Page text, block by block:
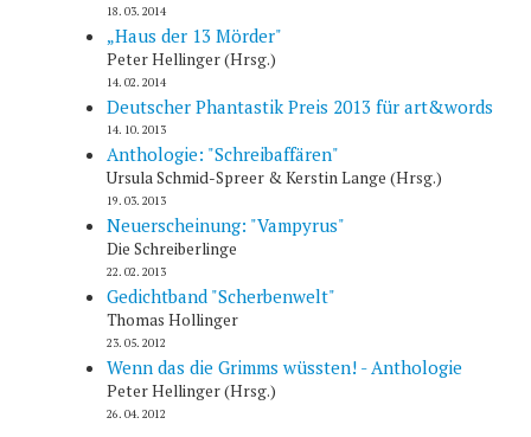
18. 03. 2014
„Haus der 13 Mörder"
Peter Hellinger (Hrsg.)
14. 02. 2014
Deutscher Phantastik Preis 2013 für art&words
14. 10. 2013
Anthologie: "Schreibaffären"
Ursula Schmid-Spreer & Kerstin Lange (Hrsg.)
19. 03. 2013
Neuerscheinung: "Vampyrus"
Die Schreiberlinge
22. 02. 2013
Gedichtband "Scherbenwelt"
Thomas Hollinger
23. 05. 2012
Wenn das die Grimms wüssten! - Anthologie
Peter Hellinger (Hrsg.)
26. 04. 2012